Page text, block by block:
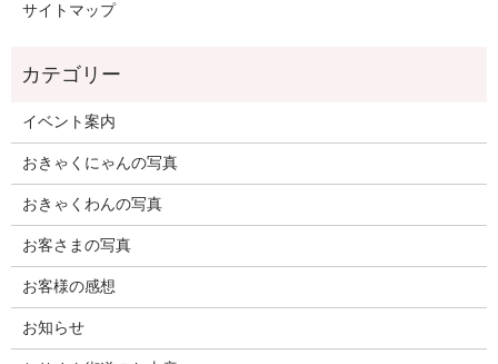
サイトマップ
イベント案内
おきゃくにゃんの写真
おきゃくわんの写真
お客さまの写真
お客様の感想
お知らせ